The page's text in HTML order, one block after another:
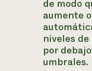
de modo
aumente
niveles
por
umbrales.